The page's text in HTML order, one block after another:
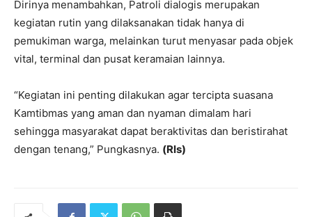
Dirinya menambahkan, Patroli dialogis merupakan
kegiatan rutin yang dilaksanakan tidak hanya di
pemukiman warga, melainkan turut menyasar pada objek
vital, terminal dan pusat keramaian lainnya.
“Kegiatan ini penting dilakukan agar tercipta suasana
Kamtibmas yang aman dan nyaman dimalam hari
sehingga masyarakat dapat beraktivitas dan beristirahat
dengan tenang,” Pungkasnya. (Rls)